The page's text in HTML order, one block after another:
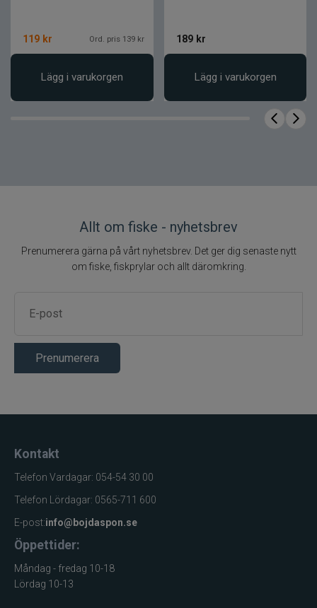
Produktfakta
Egenskap
Fluorocarbon
119 kr Ord. pris 139 kr
Lägg i varukorgen
189 kr
Lägg i varukorgen
Allt om fiske - nyhetsbrev
Prenumerera gärna på vårt nyhetsbrev. Det ger dig senaste nytt
om fiske, fiskprylar och allt däromkring.
Prenumerera
Kontakt
Telefon Vardagar: 054-54 30 00
Telefon Lördagar: 0565-711 600
E-post:info@bojdaspon.se
Öppettider:
Måndag - fredag 10-18
Lördag 10-13